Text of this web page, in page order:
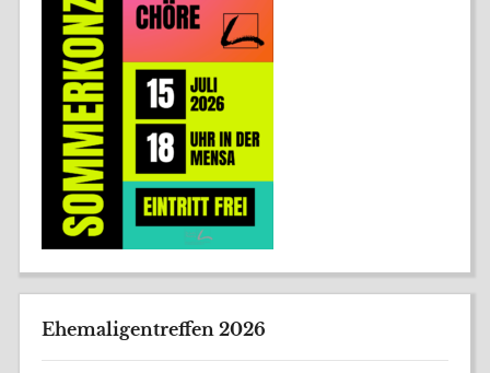
Ehemaligentreffen 2026